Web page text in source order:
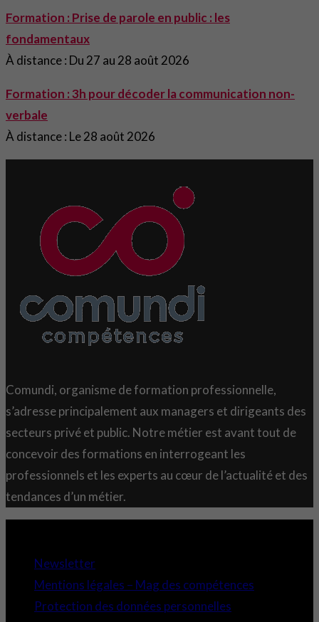
Formation : Prise de parole en public : les
fondamentaux
À distance : Du 27 au 28 août 2026
Formation : 3h pour décoder la communication non-
verbale
À distance : Le 28 août 2026
Comundi, organisme de formation professionnelle,
s’adresse principalement aux managers et dirigeants des
secteurs privé et public. Notre métier est avant tout de
concevoir des formations en interrogeant les
professionnels et les experts au cœur de l’actualité et des
tendances d’un métier.
Newsletter
Mentions légales – Mag des compétences
Protection des données personnelles